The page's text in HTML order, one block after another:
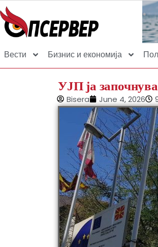
Вести Бизнис и економија
УЈП ја
Bisera June 4, 2026